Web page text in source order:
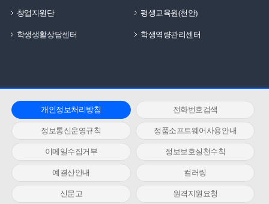
창업지원단 평생교육원(천안)
학생생활상담센터 학생역량관리센터
개인정보처리방침 전화번호검색
정보통신운영규칙 정품소프트웨어사용안내
이메일수집거부 정보보호실천수칙
예결산안내 컬러링
신문고 원격지원요청